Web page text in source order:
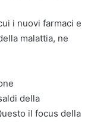
i nuovi farmaci e
malattia, ne
della
il focus della